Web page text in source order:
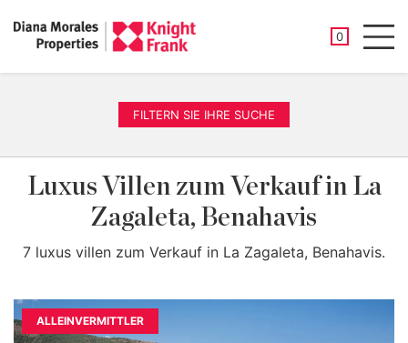
0
FILTERN SIE IHRE SUCHE
Luxus Villen zum Verkauf in La
Zagaleta, Benahavis
7 luxus villen zum Verkauf in La Zagaleta, Benahavis.
ALLEINVERMITTLER